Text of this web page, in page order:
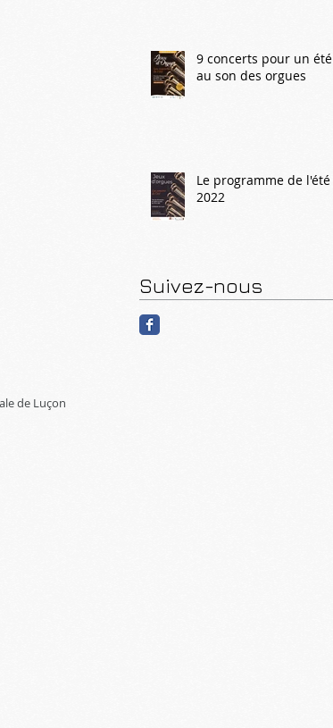
9 concerts pour un été
au son des orgues
Le programme de l'été
2022
Suivez-nous
de Luçon